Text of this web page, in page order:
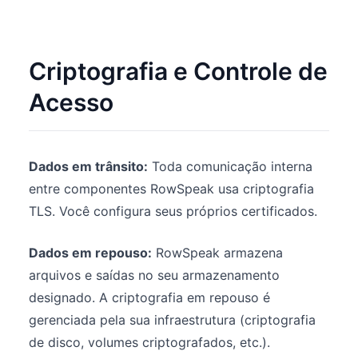
Criptografia e Controle de
Acesso
Dados em trânsito: Toda comunicação interna
entre componentes RowSpeak usa criptografia
TLS. Você configura seus próprios certificados.
Dados em repouso: RowSpeak armazena
arquivos e saídas no seu armazenamento
designado. A criptografia em repouso é
gerenciada pela sua infraestrutura (criptografia
de disco, volumes criptografados, etc.).